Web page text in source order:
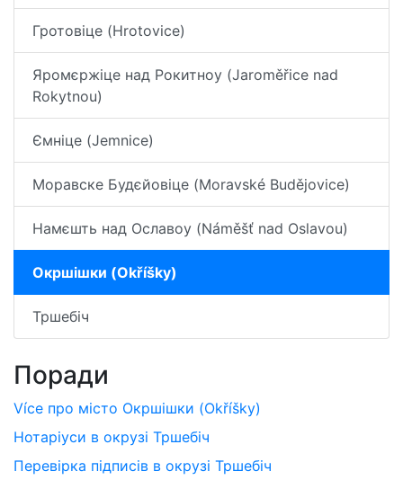
Гротовіце (Hrotovice)
Яромєржіце над Рокитноу (Jaroměřice nad
Rokytnou)
Ємніце (Jemnice)
Моравске Будєйовіце (Moravské Budějovice)
Намєшть над Ославоу (Náměšť nad Oslavou)
Окршішки (Okříšky)
Тршебіч
Поради
Více про місто Окршішки (Okříšky)
Нотаріуси в окрузі Тршебіч
Перевірка підписів в окрузі Тршебіч